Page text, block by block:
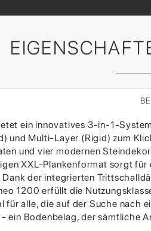
ein innovatives 3-in-1-
und Multi-Layer (Rigid) zum
und vier modernen
XXL-Plankenformat sorgt
der integrierten
1200 erfüllt die
für alle, die auf der Suche
ein Bodenbelag, der sämtliche